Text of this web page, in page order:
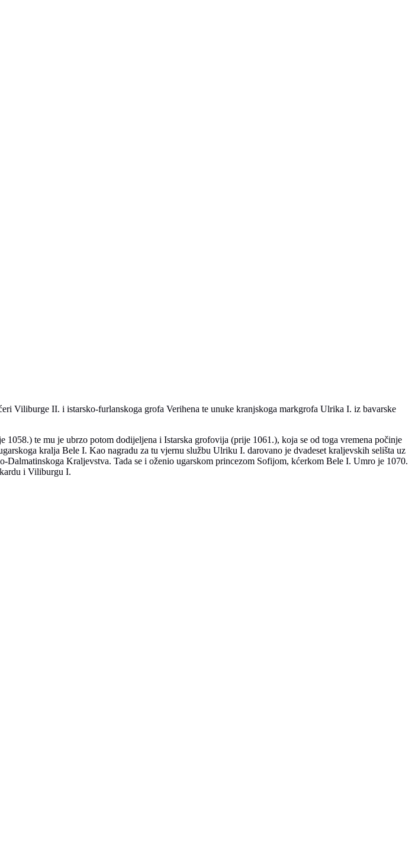
Viliburge II. i istarsko-furlanskoga grofa Verihena te unuke kranjskoga markgrofa Ulrika I. iz bavarske
te mu je ubrzo potom dodijeljena i Istarska grofovija (prije 1061.), koja se od toga vremena počinje
kralja Bele I. Kao nagradu za tu vjernu službu Ulriku I. darovano je dvadeset kraljevskih selišta uz
Dalmatinskoga Kraljevstva. Tada se i oženio ugarskom princezom Sofijom, kćerkom Bele I. Umro je 1070.
i Viliburgu I.